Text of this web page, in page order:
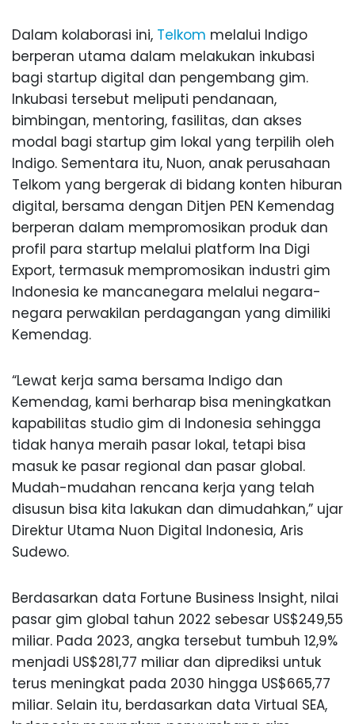
Dalam kolaborasi ini, Telkom melalui Indigo
berperan utama dalam melakukan inkubasi
bagi startup digital dan pengembang gim.
Inkubasi tersebut meliputi pendanaan,
bimbingan, mentoring, fasilitas, dan akses
modal bagi startup gim lokal yang terpilih oleh
Indigo. Sementara itu, Nuon, anak perusahaan
Telkom yang bergerak di bidang konten hiburan
digital, bersama dengan Ditjen PEN Kemendag
berperan dalam mempromosikan produk dan
profil para startup melalui platform Ina Digi
Export, termasuk mempromosikan industri gim
Indonesia ke mancanegara melalui negara-
negara perwakilan perdagangan yang dimiliki
Kemendag.
“Lewat kerja sama bersama Indigo dan
Kemendag, kami berharap bisa meningkatkan
kapabilitas studio gim di Indonesia sehingga
tidak hanya meraih pasar lokal, tetapi bisa
masuk ke pasar regional dan pasar global.
Mudah-mudahan rencana kerja yang telah
disusun bisa kita lakukan dan dimudahkan,” ujar
Direktur Utama Nuon Digital Indonesia, Aris
Sudewo.
Berdasarkan data Fortune Business Insight, nilai
pasar gim global tahun 2022 sebesar US$249,55
miliar. Pada 2023, angka tersebut tumbuh 12,9%
menjadi US$281,77 miliar dan diprediksi untuk
terus meningkat pada 2030 hingga US$665,77
miliar. Selain itu, berdasarkan data Virtual SEA,